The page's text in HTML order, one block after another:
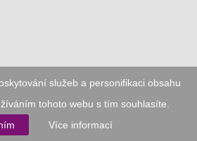
služeb a personifikaci obsahu
tohoto webu s tím souhlasíte.
Více informací
je členem Asociace pro elektronickou